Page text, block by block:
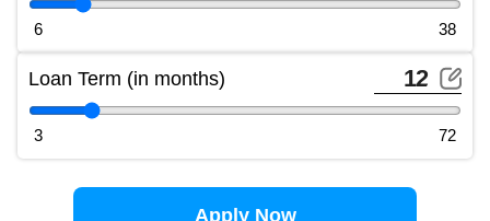
6 38
Loan Term (in months)
3 72
Apply Now